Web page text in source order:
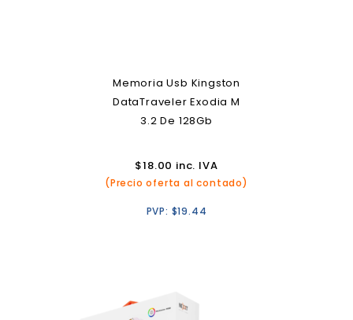
Memoria Usb Kingston
DataTraveler Exodia M
3.2 De 128Gb
$18.00 inc. IVA
(Precio oferta al contado)
PVP: $19.44